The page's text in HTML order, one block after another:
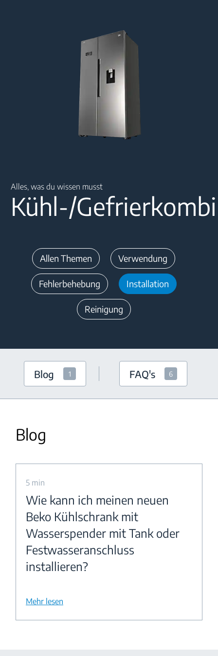
Alles, was du wissen musst
Kühl-/
Allen Themen Verwendung
Fehlerbehebung Installation
Reinigung
Blog 1 FAQ's 6
Blog
5 min
Wie kann ich meinen neuen
Beko Kühlschrank mit
Wasserspender mit Tank oder
Festwasseranschluss
installieren?
Mehr lesen